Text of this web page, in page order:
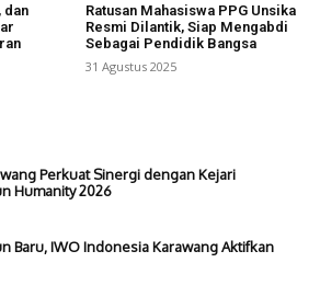
dan
Ratusan Mahasiswa PPG Unsika
Resmi Dilantik, Siap Mengabdi
Sebagai Pendidik Bangsa
31 Agustus 2025
Perkuat Sinergi dengan Kejari
Humanity 2026
Baru, IWO Indonesia Karawang Aktifkan